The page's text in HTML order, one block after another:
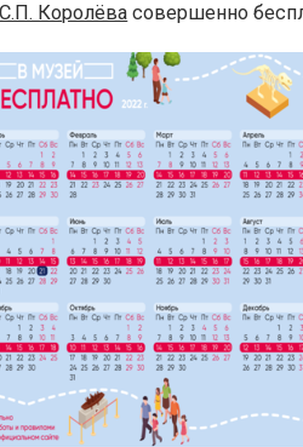
Королёва совершенно